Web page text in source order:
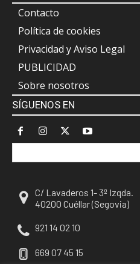
Contacto
Política de cookies
Privacidad y Aviso Legal
PUBLICIDAD
Sobre nosotros
SÍGUENOS EN
C/ Lavaderos 1- 3º Izqda.
40200 Cuéllar (Segovia)
921 14 02 10
669 07 45 15